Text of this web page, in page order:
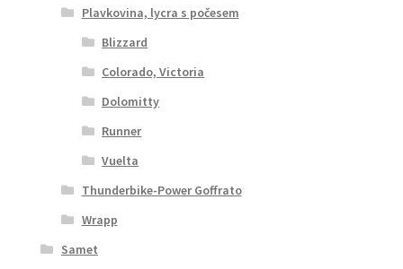
Plavkovina, lycra s počesem
Blizzard
Colorado, Victoria
Dolomitty
Runner
Vuelta
Thunderbike-Power Goffrato
Wrapp
Samet